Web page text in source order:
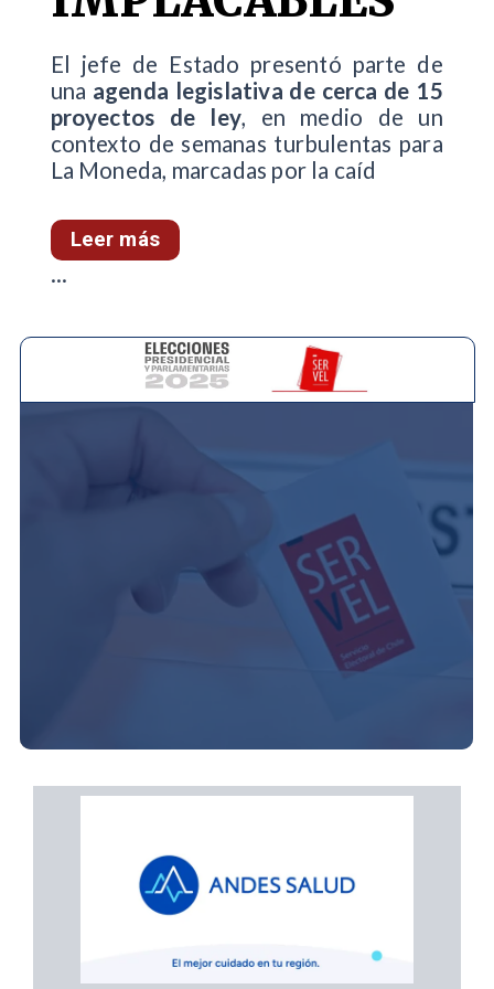
El jefe de Estado presentó parte de
una agenda legislativa de cerca de 15
proyectos de ley, en medio de un
contexto de semanas turbulentas para
La Moneda, marcadas por la caíd
Leer más
...